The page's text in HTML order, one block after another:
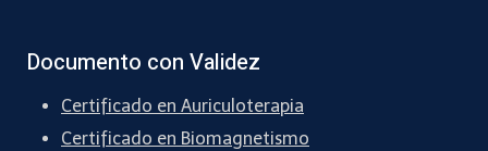
Documento con Validez
Certificado en Auriculoterapia
Certificado en Biomagnetismo